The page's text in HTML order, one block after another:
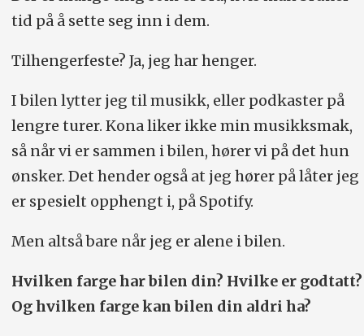
tid på å sette seg inn i dem.
Tilhengerfeste? Ja, jeg har henger.
I bilen lytter jeg til musikk, eller podkaster på
lengre turer. Kona liker ikke min musikksmak,
så når vi er sammen i bilen, hører vi på det hun
ønsker. Det hender også at jeg hører på låter jeg
er spesielt opphengt i, på Spotify.
Men altså bare når jeg er alene i bilen.
Hvilken farge har bilen din? Hvilke er godtatt?
Og hvilken farge kan bilen din aldri ha?